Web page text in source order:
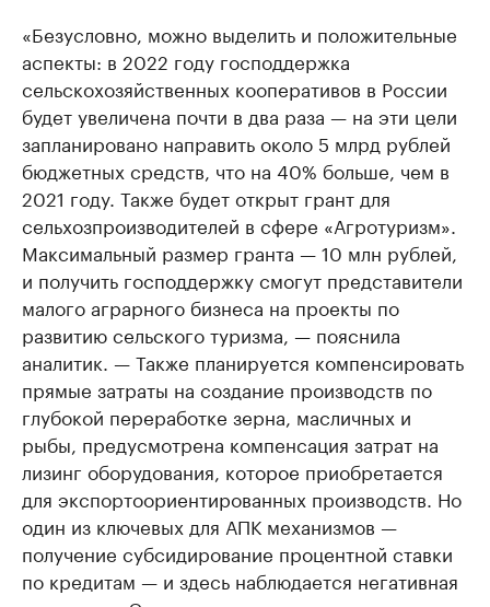
«Безусловно, можно выделить и положительные
аспекты: в 2022 году господдержка
сельскохозяйственных кооперативов в России
будет увеличена почти в два раза — на эти цели
запланировано направить около 5 млрд рублей
бюджетных средств, что на 40% больше, чем в
2021 году. Также будет открыт грант для
сельхозпроизводителей в сфере «Агротуризм».
Максимальный размер гранта — 10 млн рублей,
и получить господдержку смогут представители
малого аграрного бизнеса на проекты по
развитию сельского туризма, — пояснила
аналитик. — Также планируется компенсировать
прямые затраты на создание производств по
глубокой переработке зерна, масличных и
рыбы, предусмотрена компенсация затрат на
лизинг оборудования, которое приобретается
для экспортоориентированных производств. Но
один из ключевых для АПК механизмов —
получение субсидирование процентной ставки
по кредитам — и здесь наблюдается негативная